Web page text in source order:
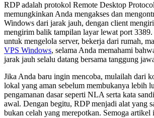
RDP adalah protokol Remote Desktop
memungkinkan Anda mengakses dan
Windows dari jarak jauh, dengan client
mengirim balik tampilan layar lewat port
untuk mengelola server, bekerja dari rumah,
VPS Windows, selama Anda memahami
jarak jauh selalu datang bersama tanggung
Jika Anda baru ingin mencoba, mulailah dari
lokal yang aman sebelum membukanya lebih
pengamanan dasar seperti NLA serta kata
awal. Dengan begitu, RDP menjadi alat yang
bukan celah yang merepotkan. Semoga artikel